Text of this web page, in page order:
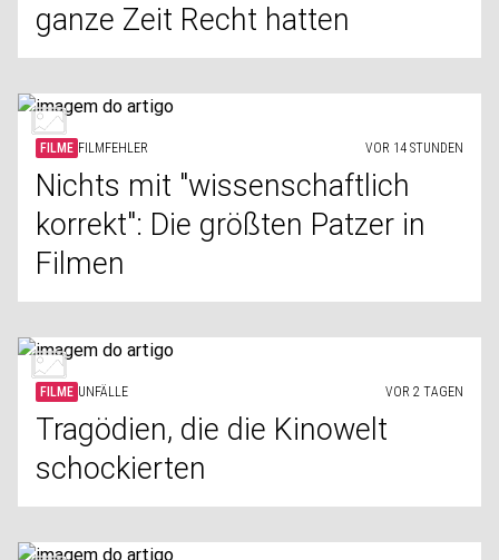
ganze Zeit Recht hatten
FILME FILMFEHLER VOR 14 STUNDEN
Nichts mit "wissenschaftlich
korrekt": Die größten Patzer in
Filmen
FILME UNFÄLLE VOR 2 TAGEN
Tragödien, die die Kinowelt
schockierten